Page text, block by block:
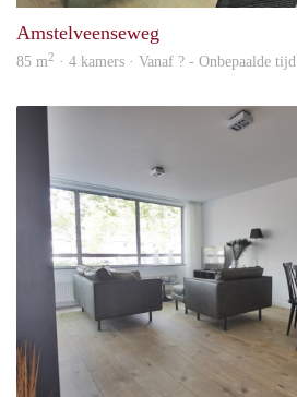
Amstelveenseweg
85 m2 · 4 kamers · Vanaf ? - Onbepaalde tijd